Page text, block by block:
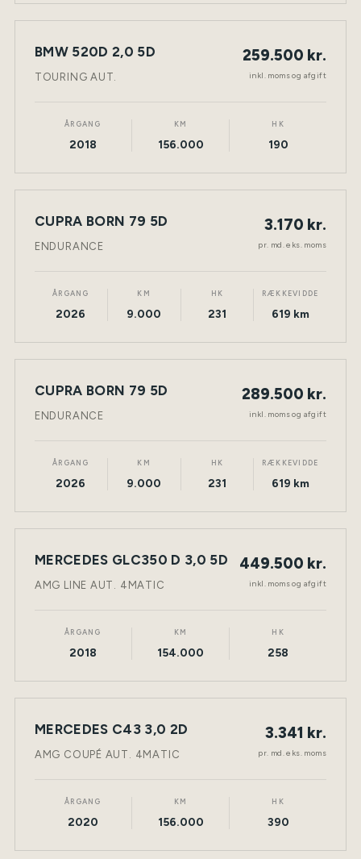
NY BIL DIESEL TØNDER
BMW 520D 2,0 5D
TOURING AUT.
259.500 kr.
inkl. moms og afgift
ÅRGANG
2018
KM
156.000
HK
190
LEASING NY BIL TØNDER
CUPRA BORN 79 5D
ENDURANCE
3.170 kr.
pr. md. eks. moms
ÅRGANG
2026
KM
9.000
HK
231
RÆKKEVIDDE
619 km
NY BIL ELEKTRISK TØNDER
CUPRA BORN 79 5D
ENDURANCE
289.500 kr.
inkl. moms og afgift
ÅRGANG
2026
KM
9.000
HK
231
RÆKKEVIDDE
619 km
NY BIL DIESEL TØNDER
MERCEDES GLC350 D 3,0 5D
AMG LINE AUT. 4MATIC
449.500 kr.
inkl. moms og afgift
ÅRGANG
2018
KM
154.000
HK
258
LEASING NY BIL TØNDER
MERCEDES C43 3,0 2D
AMG COUPÉ AUT. 4MATIC
3.341 kr.
pr. md. eks. moms
ÅRGANG
2020
KM
156.000
HK
390